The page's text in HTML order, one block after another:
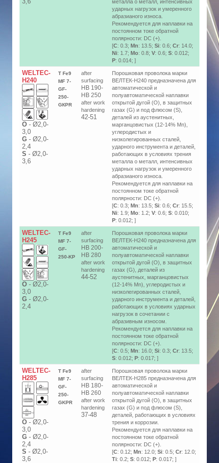
металла о металл, интенсивных
ударных нагрузок и умеренного
абразианого износа.
Рекомендуется для наплавки на
постоянном токе обратной
полярности: DC (+).
[C: 0.3; Mn: 13.5; Si: 0.6; Cr: 14.0;
Ni: 1.7; Mo: 0.8; V: 0.6; S: 0.012;
P: 0.014; ]
WELTEC-
H240
О - Ø2,0-
3,0
G - Ø2,0-
2,4
S - Ø2,0-
3,6
T Fe9
MF 7-
GF-
250-
GКPR
after
surfacing
HB 190-
HB 250
after work
hardening
42-51
Порошковая проволока марки
ВЕЛТЕК-Н240 предназначена для
автоматической и
полуавтоматической наплавки
открытой дугой (O), в защитных
газах (G) и под флюсом (S),
деталей из аустенитных,
марганцовистых (12-14% Mn),
углеродистых и
низколегированных сталей,
ударного инструмента и деталей,
работающих в условиях трения
металла о металл, интенсивных
ударных нагрузок и умеренного
абразианого износа.
Рекомендуется для наплавки на
постоянном токе обратной
полярности: DC (+).
[C: 0.3; Mn: 13.5; Si: 0.6; Cr: 15.5;
Ni: 1.9; Mo: 1.2; V: 0.6; S: 0.010;
P: 0.012; ]
WELTEC-
H245
О - Ø2,0-
3,0
G - Ø2,0-
2,4
T Fe9
MF 7-
GF-
250-KP
after
surfacing
HB 200-
HB 280
after work
hardening
44-52
Порошковая проволока марки
ВЕЛТЕК-Н240 предназначена для
автоматической и
полуавтоматической наплавки
открытой дугой (O), в защитных
газах (G), деталей из
аустенитных, марганцовистых
(12-14% Mn), углеродистых и
низколегированных сталей,
ударного инструмента и деталей,
работающих в условиях ударных
нагрузок в сочетании с
абразивным износом.
Рекомендуется для наплавки на
постоянном токе обратной
полярности: DC (+).
[C: 0.5; Mn: 16.0; Si: 0.3; Cr: 13.5;
S: 0.012; P: 0.017; ]
WELTEC-
H285
О - Ø2,0-
3,0
G - Ø2,0-
2,4
S - Ø2,0-
3,6
T Fe9
MF 7-
GF-
250-
GKPR
after
surfacing
HB 180-
HB 260
after work
hardening
37-48
Порошковая проволока марки
ВЕЛТЕК-Н285 предназначена для
автоматической и
полуавтоматической наплавки
открытой дугой (O), в защитных
газах (G) и под флюсом (S),
деталей, работающих в условиях
трения и коррозии.
Рекомендуется для наплавки на
постоянном токе обратной
полярности: DC (+).
[C: 0.12; Mn: 12.0; Si: 0.5; Cr: 12.0;
Ti: 0.2; S: 0.012; P: 0.017; ]